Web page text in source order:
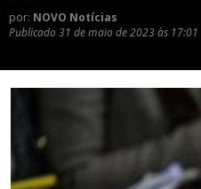
por: NOVO Notícias
Publicado 31 de maio de 2023 às 17:01